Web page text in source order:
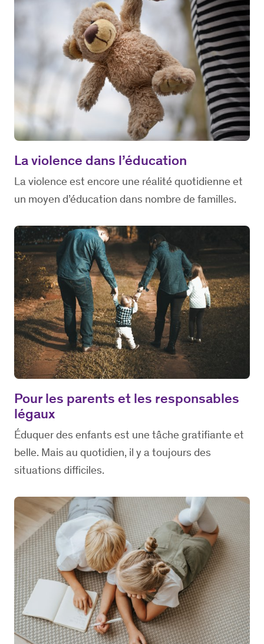
La violence dans l’éducation
La violence est encore une réalité quotidienne et
un moyen d’éducation dans nombre de familles.
Pour les parents et les responsables
légaux
Éduquer des enfants est une tâche gratifiante et
belle. Mais au quotidien, il y a toujours des
situations difficiles.